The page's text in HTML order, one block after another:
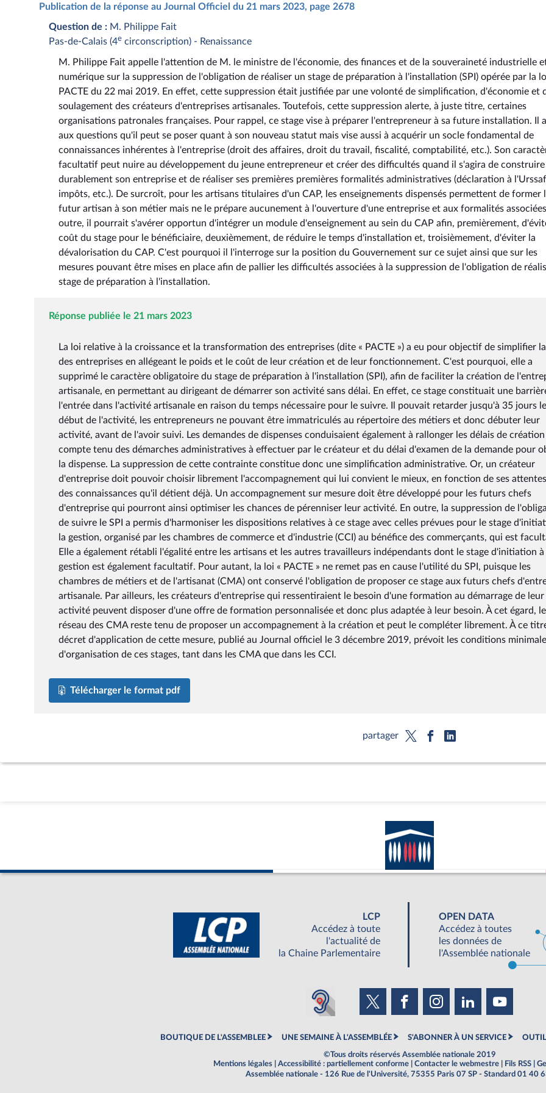
Publication de la réponse au Journal Officiel du 21 mars 2023, page 2678
Question de : M. Philippe Fait
Pas-de-Calais (4e circonscription) - Renaissance
M. Philippe Fait appelle l'attention de M. le ministre de l'économie, des finances et de la souveraineté industrielle
numérique sur la suppression de l'obligation de réaliser un stage de préparation à l'installation (SPI) opérée par la
PACTE du 22 mai 2019. En effet, cette suppression était justifiée par une volonté de simplification, d'économie et
soulagement des créateurs d'entreprises artisanales. Toutefois, cette suppression alerte, à juste titre, certaines
organisations patronales françaises. Pour rappel, ce stage vise à préparer l'entrepreneur à sa future installation. Il
aux questions qu'il peut se poser quant à son nouveau statut mais vise aussi à acquérir un socle fondamental de
connaissances inhérentes à l'entreprise (droit des affaires, droit du travail, fiscalité, comptabilité, etc.). Son
facultatif peut nuire au développement du jeune entrepreneur et créer des difficultés quand il s'agira de construire
durablement son entreprise et de réaliser ses premières premières formalités administratives (déclaration à
impôts, etc.). De surcroît, pour les artisans titulaires d'un CAP, les enseignements dispensés permettent de former
futur artisan à son métier mais ne le prépare aucunement à l'ouverture d'une entreprise et aux formalités
outre, il pourrait s'avérer opportun d'intégrer un module d'enseignement au sein du CAP afin, premièrement,
coût du stage pour le bénéficiaire, deuxièmement, de réduire le temps d'installation et, troisièmement, d'éviter la
dévalorisation du CAP. C'est pourquoi il l'interroge sur la position du Gouvernement sur ce sujet ainsi que sur les
mesures pouvant être mises en place afin de pallier les difficultés associées à la suppression de l'obligation de
stage de préparation à l'installation.
Réponse publiée le 21 mars 2023
La loi relative à la croissance et la transformation des entreprises (dite « PACTE ») a eu pour objectif de simplifier
des entreprises en allégeant le poids et le coût de leur création et de leur fonctionnement. C'est pourquoi, elle a
supprimé le caractère obligatoire du stage de préparation à l'installation (SPI), afin de faciliter la création de
artisanale, en permettant au dirigeant de démarrer son activité sans délai. En effet, ce stage constituait une
l'entrée dans l'activité artisanale en raison du temps nécessaire pour le suivre. Il pouvait retarder jusqu'à 35 jours le
début de l'activité, les entrepreneurs ne pouvant être immatriculés au répertoire des métiers et donc débuter leur
activité, avant de l'avoir suivi. Les demandes de dispenses conduisaient également à rallonger les délais de création
compte tenu des démarches administratives à effectuer par le créateur et du délai d'examen de la demande pour
la dispense. La suppression de cette contrainte constitue donc une simplification administrative. Or, un créateur
d'entreprise doit pouvoir choisir librement l'accompagnement qui lui convient le mieux, en fonction de ses
des connaissances qu'il détient déjà. Un accompagnement sur mesure doit être développé pour les futurs chefs
d'entreprise qui pourront ainsi optimiser les chances de pérenniser leur activité. En outre, la suppression de
de suivre le SPI a permis d'harmoniser les dispositions relatives à ce stage avec celles prévues pour le stage
la gestion, organisé par les chambres de commerce et d'industrie (CCI) au bénéfice des commerçants, qui est
Elle a également rétabli l'égalité entre les artisans et les autres travailleurs indépendants dont le stage d'initiation à
gestion est également facultatif. Pour autant, la loi « PACTE » ne remet pas en cause l'utilité du SPI, puisque les
chambres de métiers et de l'artisanat (CMA) ont conservé l'obligation de proposer ce stage aux futurs chefs
artisanale. Par ailleurs, les créateurs d'entreprise qui ressentiraient le besoin d'une formation au démarrage de leur
activité peuvent disposer d'une offre de formation personnalisée et donc plus adaptée à leur besoin. À cet égard, le
réseau des CMA reste tenu de proposer un accompagnement à la création et peut le compléter librement. À ce
décret d'application de cette mesure, publié au Journal officiel le 3 décembre 2019, prévoit les conditions
d'organisation de ces stages, tant dans les CMA que dans les CCI.
Télécharger le format pdf
partager
LCP
Accédez à toute
l'actualité de
la Chaine Parlementaire
OPEN DATA
Accédez à toutes
les données de
l'Assemblée nationale
BOUTIQUE DE L'ASSEMBLEE UNE SEMAINE À L'ASSEMBLÉE S'ABONNER À UN SERVICE
©Tous droits réservés Assemblée nationale 2019
Mentions légales
Accessibilité : partiellement conforme Contacter le webmestre Fils RSS
Assemblée nationale - 126 Rue de l'Université, 75355 Paris 07 SP - Standard 01 40